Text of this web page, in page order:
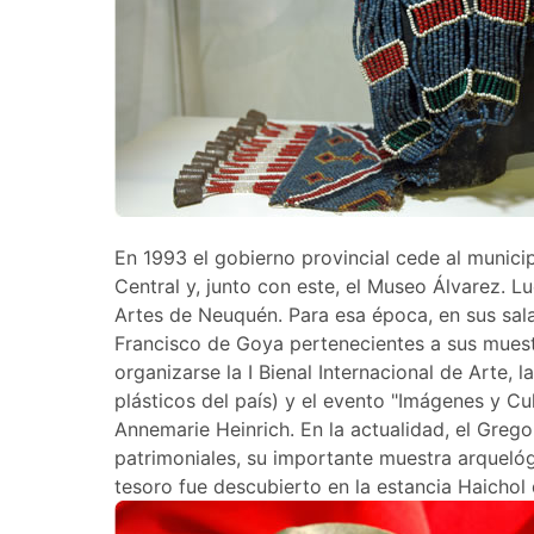
En 1993 el gobierno provincial cede al
Central y, junto con este, el Museo Álvarez.
Artes de Neuquén. Para esa época, en sus
Francisco de Goya pertenecientes a sus
organizarse la I Bienal Internacional de Arte,
plásticos del país) y el evento "Imágenes y
Annemarie Heinrich. En la actualidad, el
patrimoniales, su importante muestra
tesoro fue descubierto en la estancia